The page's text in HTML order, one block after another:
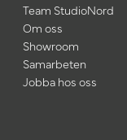
Team StudioNord
Om oss
Showroom
Samarbeten
Jobba hos oss